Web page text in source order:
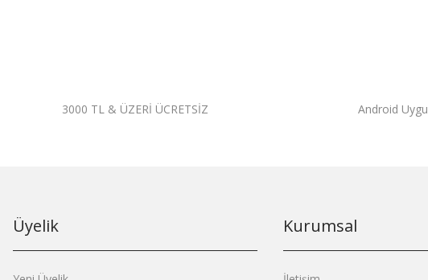
3000 TL & ÜZERİ ÜCRETSİZ Android
Üyelik Kurumsal